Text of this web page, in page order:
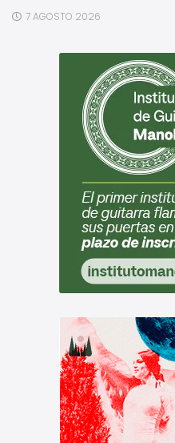
7 AGOSTO 2026